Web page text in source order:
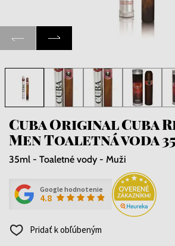
Cuba Original Cuba
Men Toaletná voda
35ml - Toaletné vody - Muži
Google hodnotenie
4.8
Pridať k obľúbeným